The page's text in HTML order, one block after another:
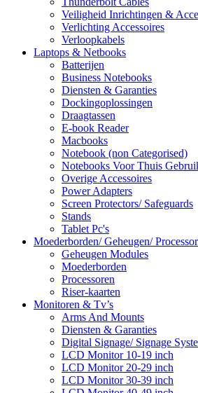
Veiligheid Inrichtingen &
Verlichting Accessoires
Verloopkabels
Laptops & Netbooks
Batterijen
Business Notebooks
Diensten & Garanties
Dockingoplossingen
Draagtassen
E-book Reader
Macbooks
Notebook (non Categorised)
Notebooks Voor Thuis
Overige Accessoires
Power Adapters
Screen Protectors/ Safeguards
Stands
Tablet Pc's
Moederborden/ Geheugen/
Geheugen Modules
Moederborden
Processoren
Riser-kaarten
Monitoren & Tv’s
Arms And Mounts
Diensten & Garanties
Digital Signage/ Signage
LCD Monitor 10-19 inch
LCD Monitor 20-29 inch
LCD Monitor 30-39 inch